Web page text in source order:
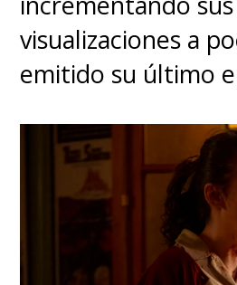
Fuego, y el plan de
publicar entre seis
intentando
de ambos
visualizaciones a
emitido su último